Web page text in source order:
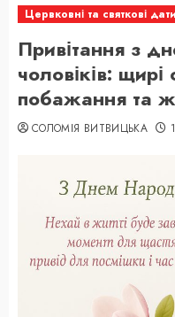
Цервковні та святкові дати
Привітання з
чоловіків: щирі
побажання та
СОЛОМІЯ ВИТВИЦЬКА